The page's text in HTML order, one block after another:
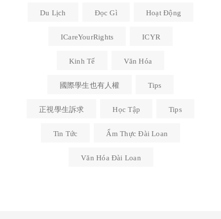
Du Lịch Đọc Gì Hoạt Động
ICareYourRights ICYR
Kinh Tế Văn Hóa
國際學生也有人權 Tips
正視學生訴求 Học Tập Tips
Tin Tức Ẩm Thực Đài Loan
Văn Hóa Đài Loan